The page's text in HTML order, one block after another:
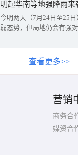
明起华南等地强降雨
今明两天（7月24日至25
弱态势，但局地仍会有强
查看更多>>
营销
商务合
媒资合